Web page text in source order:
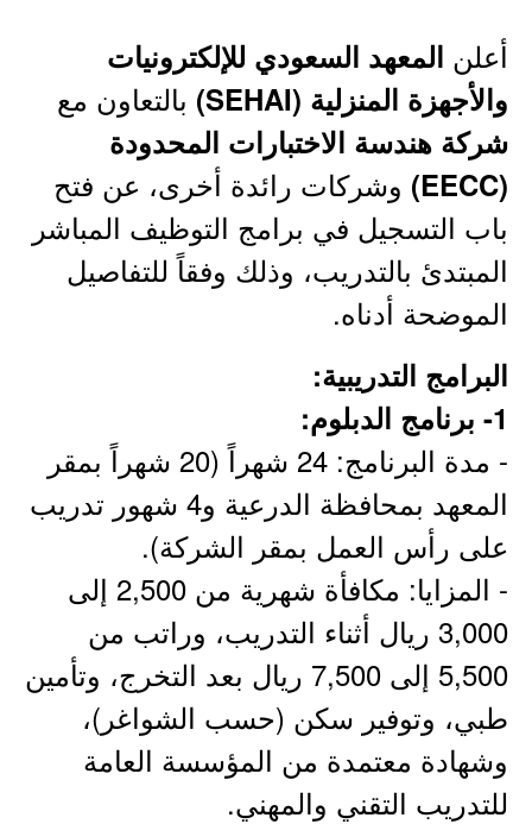
أعلن المعهد السعودي للإلكترونيات
والأجهزة المنزلية (SEHAI)
بالتعاون مع
شركة هندسة الاختبارات المحدودة
(EECC)
وشركات رائدة أخرى، عن فتح
باب التسجيل في برامج التوظيف المباشر
المبتدئ بالتدريب، وذلك وفقاً للتفاصيل
الموضحة أدناه.
البرامج التدريبية:
1- برنامج الدبلوم:
- مدة البرنامج: 24 شهراً (20 شهراً بمقر
المعهد بمحافظة الدرعية و4 شهور تدريب
على رأس العمل بمقر الشركة).
- المزايا: مكافأة شهرية من 2,500 إلى
3,000 ريال أثناء التدريب، وراتب من
5,500 إلى 7,500 ريال بعد التخرج، وتأمين
طبي، وتوفير سكن (حسب الشواغر)،
وشهادة معتمدة من المؤسسة العامة
للتدريب التقني والمهني.